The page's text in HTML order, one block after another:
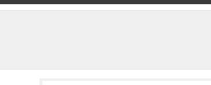
أجواء صيفية مميزة.. فيديو
القاضي المزيف: اشتريت بدلتين من سوق الجمعة واستأجرت بودي جارد عشان أتقن الشخصية